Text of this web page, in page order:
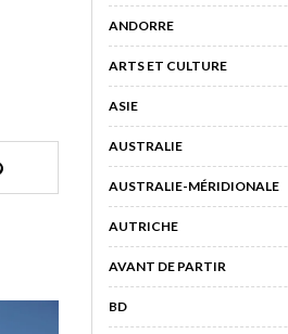
ANDORRE
ARTS ET CULTURE
ASIE
AUSTRALIE
AUSTRALIE-MÉRIDIONALE
AUTRICHE
AVANT DE PARTIR
BD